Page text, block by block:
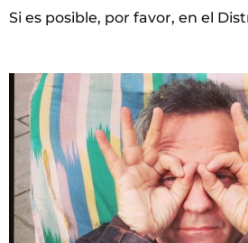
Si es posible, por favor, en el